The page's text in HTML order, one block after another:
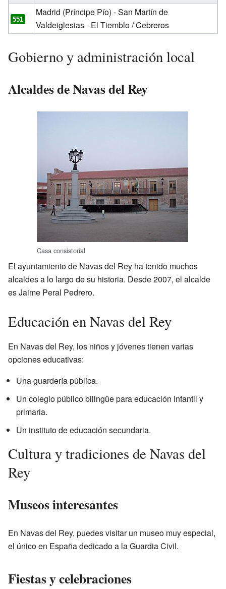
551
Madrid (Príncipe Pío) - San Martín de
Valdeiglesias - El Tiemblo / Cebreros
Gobierno y administración local
Alcaldes de Navas del Rey
Casa consistorial
El ayuntamiento de Navas del Rey ha tenido muchos
alcaldes a lo largo de su historia. Desde 2007, el alcalde
es Jaime Peral Pedrero.
Educación en Navas del Rey
En Navas del Rey, los niños y jóvenes tienen varias
opciones educativas:
Una guardería pública.
Un colegio público bilingüe para educación infantil y
primaria.
Un instituto de educación secundaria.
Cultura y tradiciones de Navas del
Rey
Museos interesantes
En Navas del Rey, puedes visitar un museo muy especial,
el único en España dedicado a la Guardia Civil.
Fiestas y celebraciones